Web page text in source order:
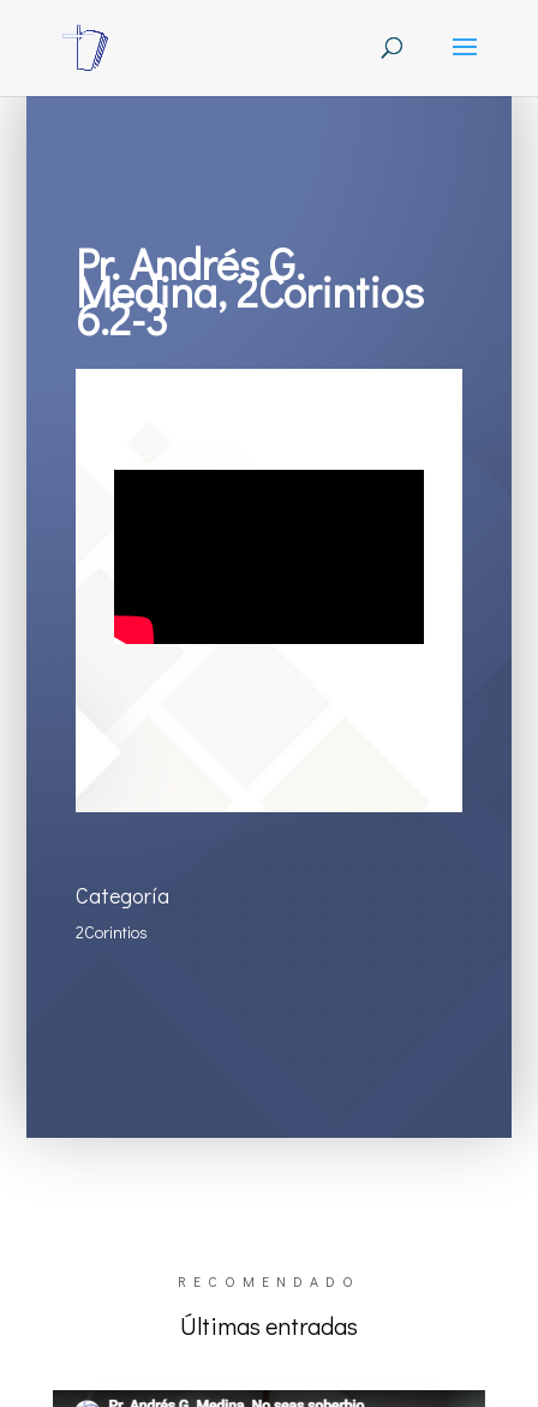
Pr. Andrés G.
Medina, 2Corintios
6.2-3
Categoría
2Corintios
RECOMENDADO
Últimas entradas